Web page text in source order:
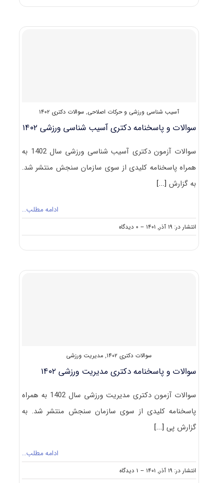
بیومکانیک
آسیب شناسی ورزشی و حرکات اصلاحی, سوالات دکتری ۱۴۰۲
سوالات و پاسخنامه دکتری آسیب شناسی ورزشی ۱۴۰۲
سوالات آزمون دکتری آسیب شناسی ورزشی سال 1402 به
همراه پاسخنامه کلیدی از سوی سازمان سنجش منتشر شد.
به گزارش[...]
ادامه مطلب…
انتشار در: ۱۹ آذر, ۱۴۰۱ -- ۰ دیدگاه
on
سوالات
آسیب
سوالات دکتری ۱۴۰۲ , مدیریت ورزشی
سوالات و پاسخنامه دکتری مدیریت ورزشی ۱۴۰۲
سوالات آزمون دکتری مدیریت ورزشی سال 1402 به همراه
پاسخنامه کلیدی از سوی سازمان سنجش منتشر شد. به
گزارش پی[...]
ادامه مطلب…
انتشار در: ۱۹ آذر, ۱۴۰۱ -- ۱ دیدگاه
on
سوالات